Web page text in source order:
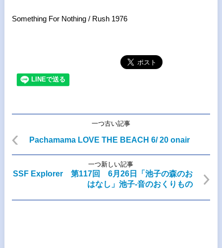
Something For Nothing / Rush 1976
一つ古い記事
Pachamama LOVE THE BEACH 6/ 20 onair
一つ新しい記事
SSF Explorer 第117回 6月26日「池子の森のお
はなし」池子‐音のおくりもの